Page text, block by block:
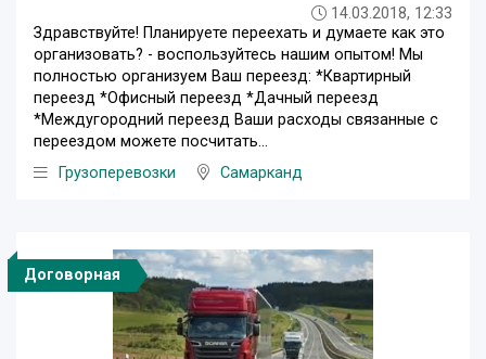
14.03.2018, 12:33
Здравствуйте! Планируете переехать и думаете как это
организовать? - воспользуйтесь нашим опытом! Мы
полностью организуем Ваш переезд: *Квартирный
переезд *Офисный переезд *Дачный переезд
*Междугородний переезд Ваши расходы связанные с
переездом можете посчитать...
Грузоперевозки
Самарканд
Договорная